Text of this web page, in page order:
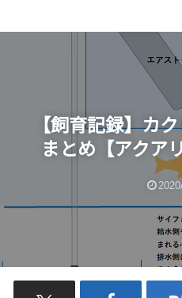
【飼育記録】カ
まとめ【アクア